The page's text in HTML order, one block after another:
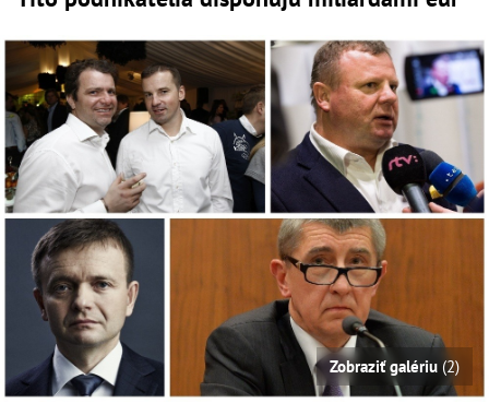
Zobraziť galériu (2)